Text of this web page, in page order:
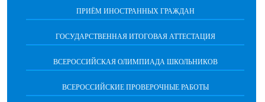
ПРИЁМ ИНОСТРАННЫХ ГРАЖДАН
ГОСУДАРСТВЕННАЯ ИТОГОВАЯ АТТЕСТАЦИЯ
ВСЕРОССИЙСКАЯ ОЛИМПИАДА ШКОЛЬНИКОВ
ВСЕРОССИЙСКИЕ ПРОВЕРОЧНЫЕ РАБОТЫ